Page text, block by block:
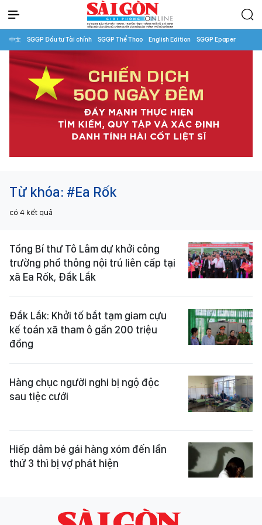
中文 SGGP Đầu tư Tài chính SGGP Thể Thao English Edition SGGP Epaper
Từ khóa: #Ea Rốk
có 4 kết quả
Tổng Bí thư Tô Lâm dự khởi công
trường phổ thông nội trú liên cấp tại
xã Ea Rốk, Đắk Lắk
Đắk Lắk: Khởi tố bắt tạm giam cựu
kế toán xã tham ô gần 200 triệu
đồng
Hàng chục người nghi bị ngộ độc
sau tiệc cưới
Hiếp dâm bé gái hàng xóm đến lần
thứ 3 thì bị vợ phát hiện